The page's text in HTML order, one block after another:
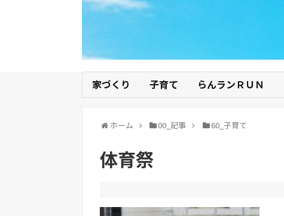
家づくり 子育て らんランＲＵＮ
ホーム 00_記事 60_子育て
体育祭